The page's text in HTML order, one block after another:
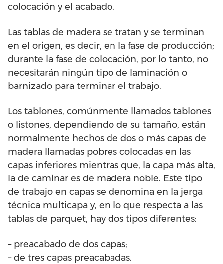
colocación y el acabado.
Las tablas de madera se tratan y se terminan
en el origen, es decir, en la fase de producción;
durante la fase de colocación, por lo tanto, no
necesitarán ningún tipo de laminación o
barnizado para terminar el trabajo.
Los tablones, comúnmente llamados tablones
o listones, dependiendo de su tamaño, están
normalmente hechos de dos o más capas de
madera llamadas pobres colocadas en las
capas inferiores mientras que, la capa más alta,
la de caminar es de madera noble. Este tipo
de trabajo en capas se denomina en la jerga
técnica multicapa y, en lo que respecta a las
tablas de parquet, hay dos tipos diferentes:
– preacabado de dos capas;
– de tres capas preacabadas.